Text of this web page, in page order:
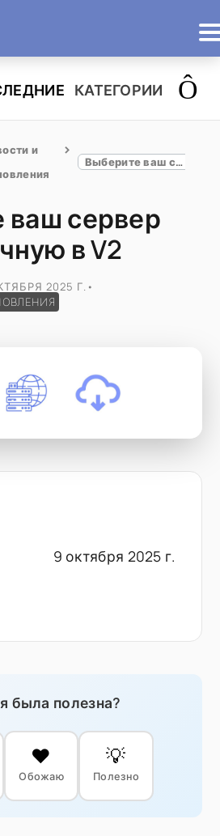
КАТЕГОРИИ
и
Выберите ваш сервер Seedr вручную в V2
ваш сервер
в V2
2025 Г. •
9 октября 2025 г.
была полезна?
❤️
Обожаю
💡
Полезно